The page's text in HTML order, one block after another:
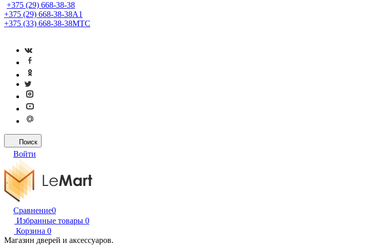
+375 (29) 668-38-38
+375 (29) 668-38-38A1
+375 (33) 668-38-38МТС
Поиск
Войти
Сравнение0
Избранные товары 0
Корзина 0
Магазин дверей и аксессуаров.